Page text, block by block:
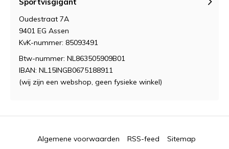
Oudestraat 7A
9401 EG Assen
KvK-nummer: 85093491
Btw-nummer: NL863505909B01
IBAN: NL15INGB0675188911
(wij zijn een webshop, geen fysieke winkel)
Algemene voorwaarden RSS-feed Sitemap